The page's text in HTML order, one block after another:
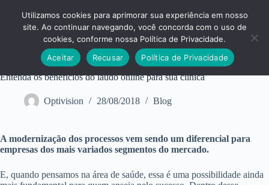
Entenda os benefícios do laudo online para sua clínica
Optivision 28/08/2018 Blog
A modernização dos processos vem sendo um diferencial para
empresas dos mais variados segmentos do mercado.
E, quando pensamos na área de saúde, essa é uma possibilidade ainda
Utilizamos cookies para aprimorar sua experiência em nosso
site. Ao continuar navegando, você concorda com o uso de
cookies, conforme nossa Política de Privacidade.
Aceitar
Recusar Política de Privacidade